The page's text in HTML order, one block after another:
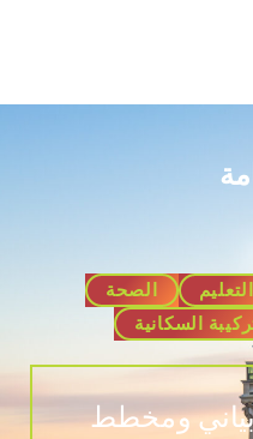
التعليم
الصحة
السكانية
رسم بياني ومخطط